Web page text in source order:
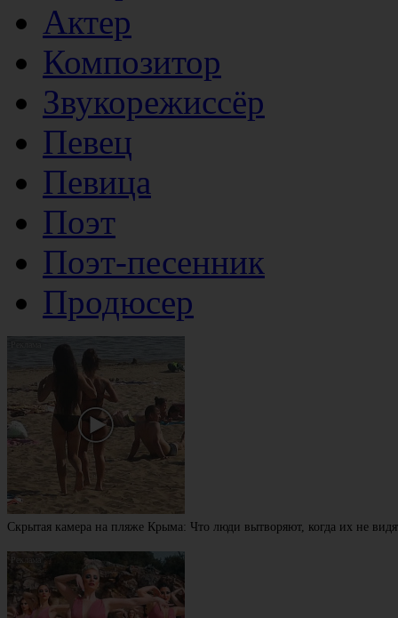
Актер
Композитор
Звукорежиссёр
Певец
Певица
Поэт
Поэт-песенник
Продюсер
Скрытая камера на пляже Крыма: Что люди вытворяют, когда их не